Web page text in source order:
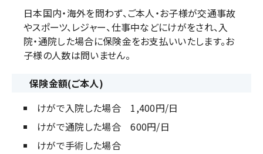
日本国内・海外を問わず、ご本人・お子様が交通事故
やスポーツ、レジャー、仕事中などにけがをされ、入
院・通院した場合に保険金をお支払いいたします。お
子様の人数は問いません。
保険金額(ご本人)
けがで入院した場合 1,400円/日
けがで通院した場合 600円/日
けがで手術した場合